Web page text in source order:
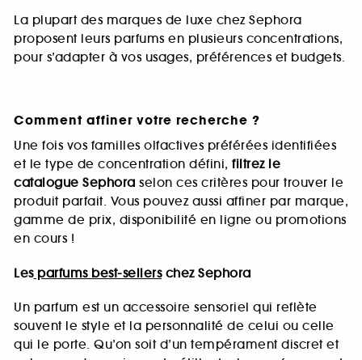
La plupart des marques de luxe chez Sephora
proposent leurs parfums en plusieurs concentrations,
pour s’adapter à vos usages, préférences et budgets.
Comment affiner votre recherche ?
Une fois vos familles olfactives préférées identifiées
et le type de concentration défini, filtrez le
catalogue Sephora selon ces critères pour trouver le
produit parfait. Vous pouvez aussi affiner par marque,
gamme de prix, disponibilité en ligne ou promotions
en cours !
Lesparfums best-sellerschez Sephora
Un parfum est un accessoire sensoriel qui reflète
souvent le style et la personnalité de celui ou celle
qui le porte. Qu’on soit d’un tempérament discret et